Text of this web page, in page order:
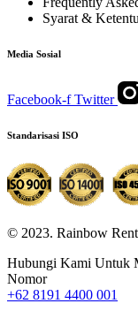
Syarat &
Media Sosial
Facebook-f Twitter
Standarisasi ISO
© 2023. Rainbow
Hubungi Kami Untuk
Nomor
+62 8191 4400 001